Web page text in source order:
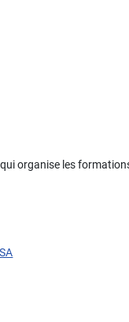
organise les